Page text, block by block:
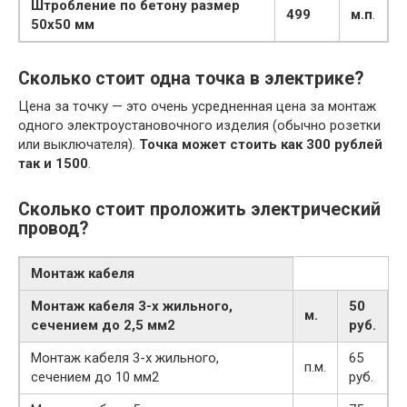
Штробление по бетону размер
50х50 мм
499 м.п.
Сколько стоит одна точка в электрике?
Цена за точку — это очень усредненная цена за монтаж
одного электроустановочного изделия (обычно розетки
или выключателя). Точка может стоить как 300 рублей
так и 1500.
Сколько стоит проложить электрический
провод?
Монтаж кабеля
Монтаж кабеля 3-х жильного,
сечением до 2,5 мм2
м.
50
руб.
Монтаж кабеля 3-х жильного,
сечением до 10 мм2
п.м.
65
руб.